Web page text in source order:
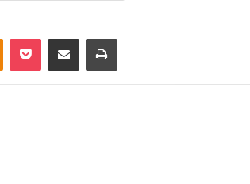
Odnoklassniki
PocketShare via Email Print